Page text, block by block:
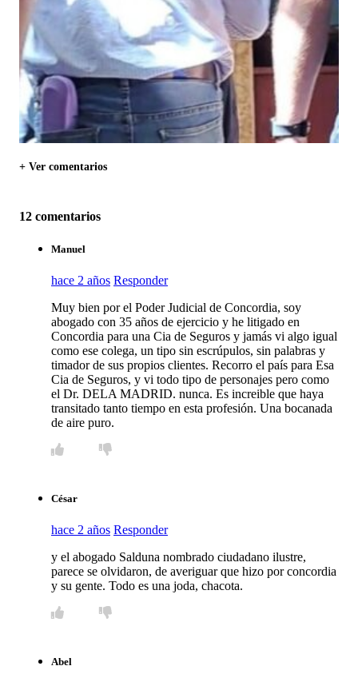
+ Ver comentarios
12 comentarios
Manuel
hace 2 años Responder
Muy bien por el Poder Judicial de Concordia, soy
abogado con 35 años de ejercicio y he litigado en
Concordia para una Cia de Seguros y jamás vi algo igual
como ese colega, un tipo sin escrúpulos, sin palabras y
timador de sus propios clientes. Recorro el país para Esa
Cia de Seguros, y vi todo tipo de personajes pero como
el Dr. DELA MADRID. nunca. Es increible que haya
transitado tanto tiempo en esta profesión. Una bocanada
de aire puro.
César
hace 2 años Responder
y el abogado Salduna nombrado ciudadano ilustre,
parece se olvidaron, de averiguar que hizo por concordia
y su gente. Todo es una joda, chacota.
Abel